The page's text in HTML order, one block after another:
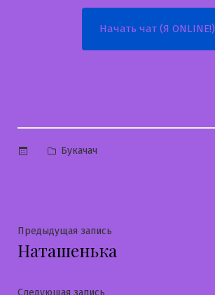
Начать чат (Я ONLINE!)
Опубликовано
Букачач
Навигация
по
Предыдущая запись
запись:
Наташенька
Следующая запись